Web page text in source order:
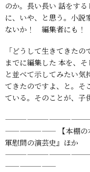
のか。長い長い 話をす
に、いや、と思う。小説
ないか！ 編集者にも！
「どうして生きてきた
までに編集した 本を、そ
と並べて示してみたい気
てきたのですよ、と。そ
ている。そのことが、子
——————— 【本棚
軍慰問の演芸史』ほか
———————